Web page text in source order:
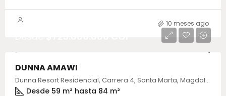
10 meses ago
DUNNA AMAWI
Dunna Resort Residencial, Carrera 4, Santa Marta, Magdalena, Colombia
Desde 59 m² hasta 84 m²